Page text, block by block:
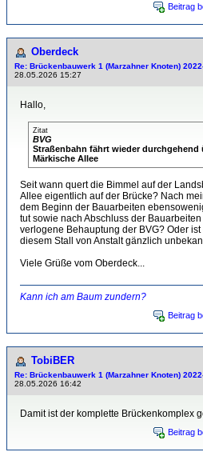
Beitrag
Oberdeck
Re: Brückenbauwerk 1 (Marzahner Knoten)
28.05.2026 15:27
Hallo,
Zitat
BVG
Straßenbahn fährt wieder durchgehend
Märkische Allee
Seit wann quert die Bimmel auf der
Allee eigentlich auf der Brücke? Nach
dem Beginn der Bauarbeiten
tut sowie nach Abschluss der
verlogene Behauptung der BVG? Oder
diesem Stall von Anstalt gänzlich
Viele Grüße vom Oberdeck...
Kann ich am Baum zundern?
Beitrag
TobiBER
Re: Brückenbauwerk 1 (Marzahner Knoten)
28.05.2026 16:42
Damit ist der komplette Brückenkomplex
Beitrag